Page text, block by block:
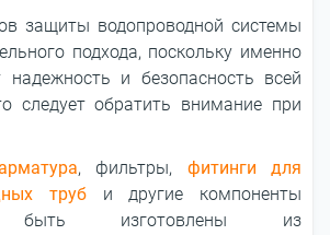
защиты водопроводной системы
подхода, поскольку именно
и безопасность всей
следует обратить внимание при
, фильтры, фитинги для
труби другие компоненты
быть изготовлены из